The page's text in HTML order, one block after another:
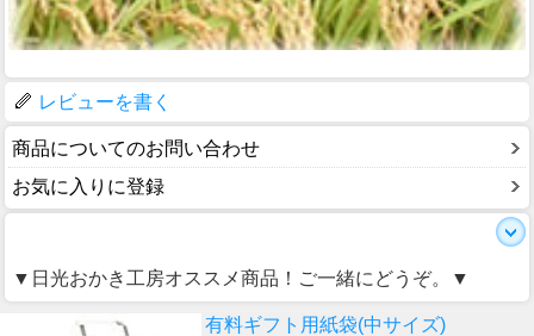
レビューを書く
商品についてのお問い合わせ
お気に入りに登録
▼日光おかき工房オススメ商品！ご一緒にどうぞ。▼
有料ギフト用紙袋(中サイズ)